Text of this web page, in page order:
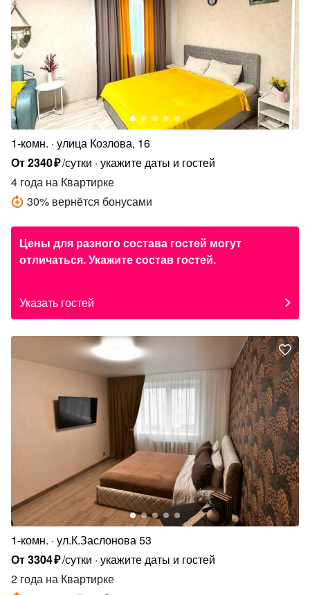
1-комн. улица Козлова, 16
От2340₽/сутки укажите даты и гостей
4 года на Квартирке
30% вернётся бонусами
Цены для разного состава гостей могут
отличаться. Укажите состав гостей.
Указать гостей
1-комн. ул.К.Заслонова 53
От3304₽/сутки укажите даты и гостей
2 года на Квартирке